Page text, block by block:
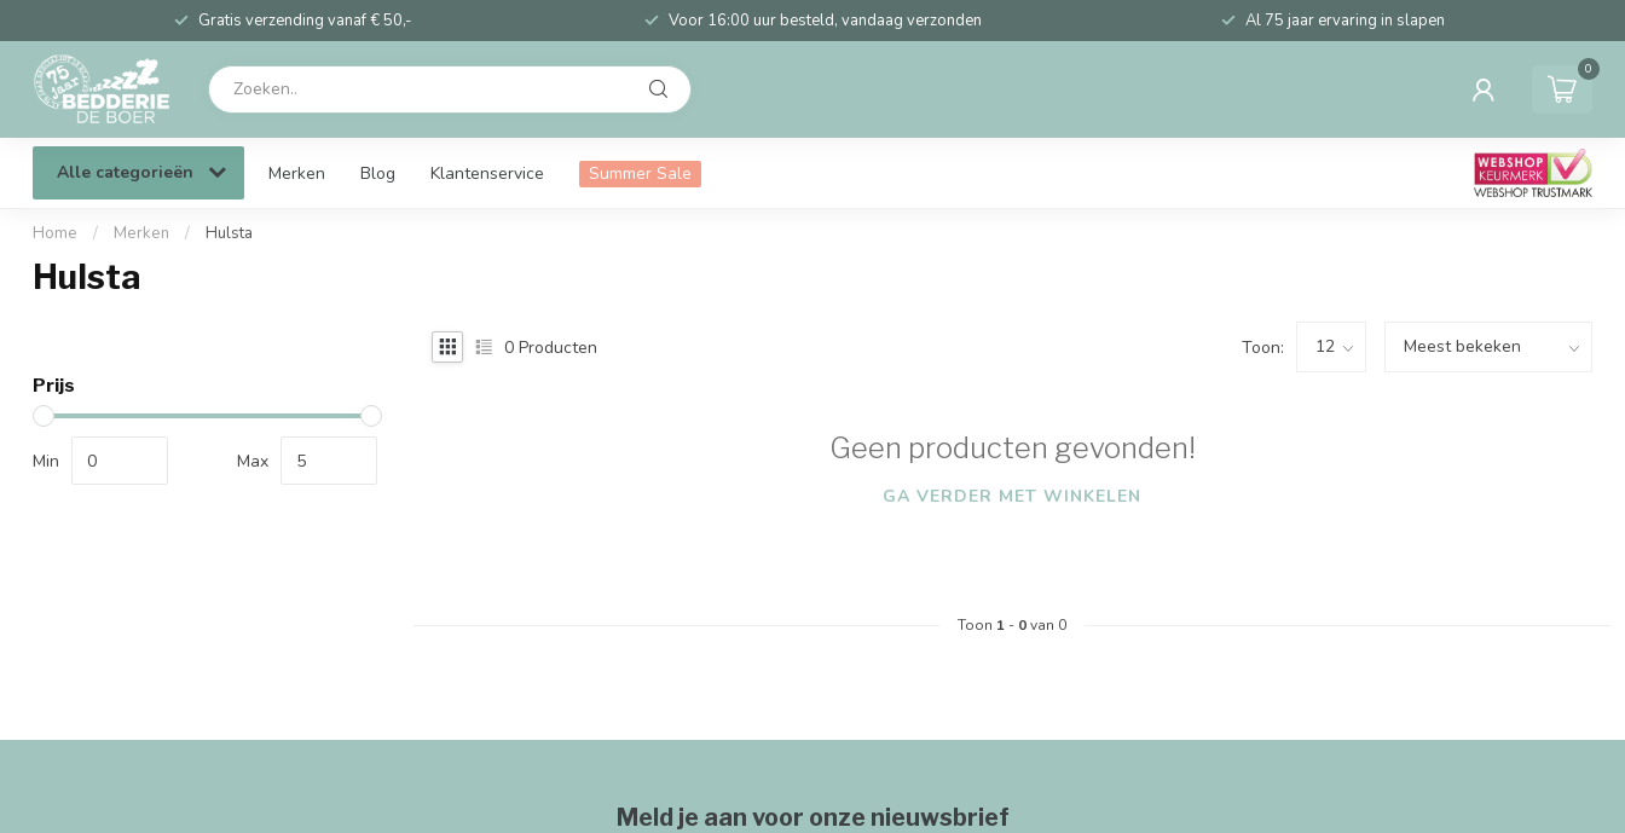
Gratis verzending vanaf € 50,- Voor 16:00 uur besteld, vandaag verzonden Al 75 jaar ervaring in slapen
0
Alle categorieën Merken Blog Klantenservice Summer Sale
Home / Merken / Hulsta
Hulsta
Prijs
Min Max
0 Producten Toon:
Geen producten gevonden!
GA VERDER MET WINKELEN
Toon 1 - 0van 0
Meld je aan voor onze nieuwsbrief